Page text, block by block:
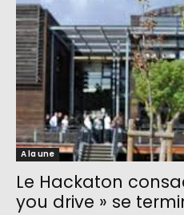
A la une
Le Hackaton
you drive » se